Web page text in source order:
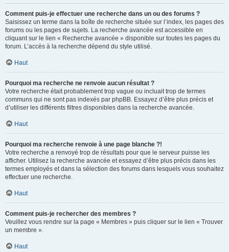
Comment puis-je effectuer une recherche dans un ou des forums ?
Saisissez un terme dans la boîte de recherche située sur l’index, les pages des
forums ou les pages de sujets. La recherche avancée est accessible en
cliquant sur le lien « Recherche avancée » disponible sur toutes les pages du
forum. L’accès à la recherche dépend du style utilisé.
Haut
Pourquoi ma recherche ne renvoie aucun résultat ?
Votre recherche était probablement trop vague ou incluait trop de termes
communs qui ne sont pas indexés par phpBB. Essayez d’être plus précis et
d’utiliser les différents filtres disponibles dans la recherche avancée.
Haut
Pourquoi ma recherche renvoie à une page blanche ?!
Votre recherche a renvoyé trop de résultats pour que le serveur puisse les
afficher. Utilisez la recherche avancée et essayez d’être plus précis dans les
termes employés et dans la sélection des forums dans lesquels vous souhaitez
effectuer une recherche.
Haut
Comment puis-je rechercher des membres ?
Veuillez vous rendre sur la page « Membres » puis cliquer sur le lien « Trouver
un membre ».
Haut